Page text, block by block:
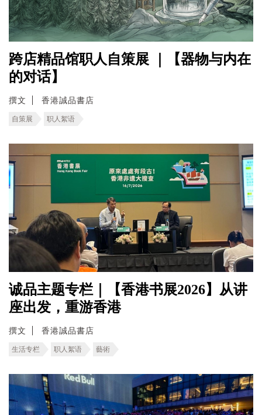
跨店精品馆职人自策展 ｜【器物与内在
的对话】
撰文 香港誠品書店
自策展 职人絮语
诚品主题专栏｜【香港书展2026】从讲
座出发，重游香港
撰文 香港誠品書店
生活专栏 职人絮语 藝術